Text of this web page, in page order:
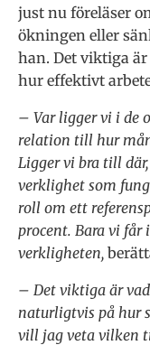
just nu föreläser
ökningen eller
han. Det viktiga
hur effektivt
– Var ligger vi i de
relation till hur
Ligger vi bra till
verklighet som
roll om ett
procent. Bara vi
verkligheten,
– Det viktiga är
naturligtvis på hur
vill jag veta vilken